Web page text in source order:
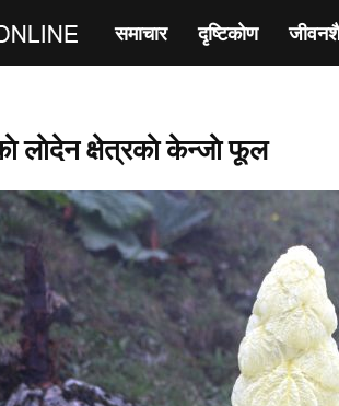
साल्पा
समाचार दृष्टिकाेण
लाेदेन क्षेत्रकाे केन्जाे फूल